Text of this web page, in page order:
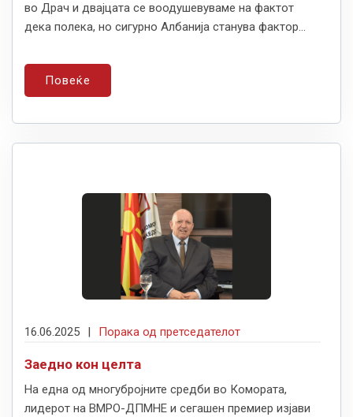
во Драч и двајцата се воодушевуваме на фактот
дека полека, но сигурно Албанија станува фактор...
Повеќе
16.06.2025 | Порака од претседателот
Заедно кон целта
На една од многубројните средби во Комората,
лидерот на ВМРО-ДПМНЕ и сегашен премиер изјави